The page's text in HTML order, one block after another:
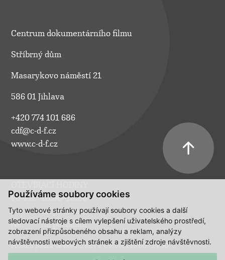
Používáme soubory cookies
Tyto webové stránky používají soubory cookies a další
sledovací nástroje s cílem vylepšení uživatelského prostředí,
zobrazení přizpůsobeného obsahu a reklam, analýzy
návštěvnosti webových stránek a zjištění zdroje návštěvnosti.
Centrum dokumentárního filmu
Stříbrný dům
Masarykovo náměstí 21
586 01 Jihlava
+420 774 101 686
cdf@c-d-f.cz
www.c-d-f.cz
Po–Pá:
10.00–18.00
So:
na požádání
Ne:
na požádání
Polední pauza ve všední dny a v sobotu 13:00 - 14:00.